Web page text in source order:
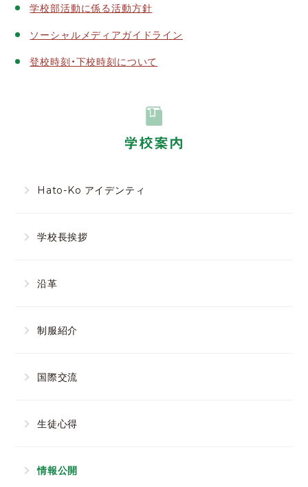
学校部活動に係る活動方針
ソーシャルメディアガイドライン
登校時刻・下校時刻について
学校案内
Hato-Ko アイデンティ
学校長挨拶
沿革
制服紹介
国際交流
生徒心得
情報公開